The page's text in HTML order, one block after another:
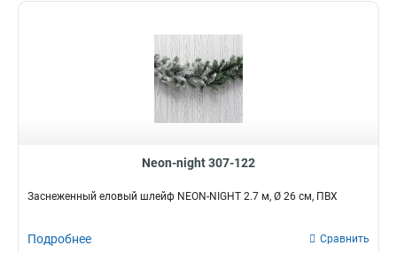
Напряжение
31В 1
Neon-night 307-122
Заснеженный еловый шлейф NEON-NIGHT 2.7 м, Ø 26 см, ПВХ
Подробнее Сравнить